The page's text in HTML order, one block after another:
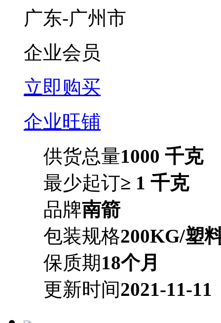
广东-广州市
企业会员
立即购买
企业旺铺
供货总量1000 千克
最少起订≥ 1 千克
品牌南箭
包装规格200KG/塑
保质期18个月
更新时间2021-11-11